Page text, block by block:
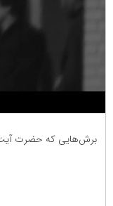
برش‌هایی كه حضرت